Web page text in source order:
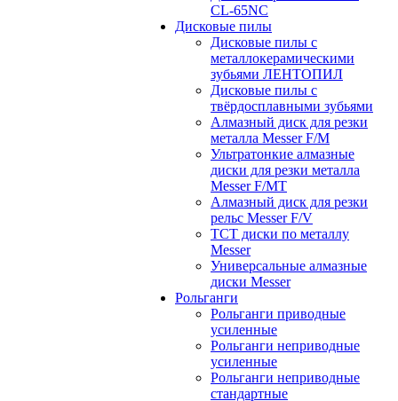
CL-65NC
Дисковые пилы
Дисковые пилы с
металлокерамическими
зубьями ЛЕНТОПИЛ
Дисковые пилы с
твёрдосплавными зубьями
Алмазный диск для резки
металла Messer F/M
Ультратонкие алмазные
диски для резки металла
Messer F/MT
Алмазный диск для резки
рельс Messer F/V
ТСТ диски по металлу
Messer
Универсальные алмазные
диски Messer
Рольганги
Рольганги приводные
усиленные
Рольганги неприводные
усиленные
Рольганги неприводные
стандартные